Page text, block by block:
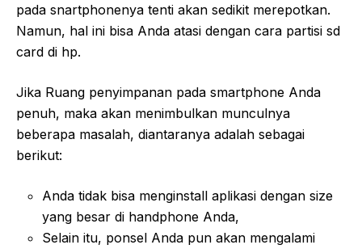
pada snartphonenya tenti akan sedikit merepotkan.
Namun, hal ini bisa Anda atasi dengan cara partisi sd
card di hp.
Jika Ruang penyimpanan pada smartphone Anda
penuh, maka akan menimbulkan munculnya
beberapa masalah, diantaranya adalah sebagai
berikut:
Anda tidak bisa menginstall aplikasi dengan size
yang besar di handphone Anda,
Selain itu, ponsel Anda pun akan mengalami